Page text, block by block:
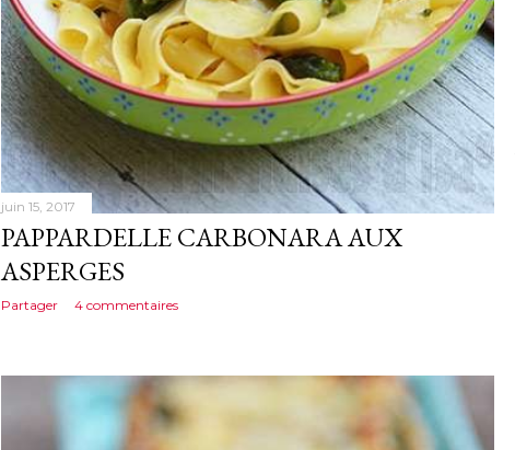
juin 15, 2017
PAPPARDELLE CARBONARA AUX
ASPERGES
Partager 4 commentaires